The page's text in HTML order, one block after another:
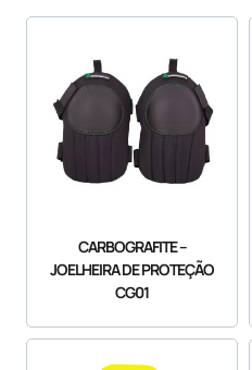
CARBOGRAFITE –
JOELHEIRA DE PROTEÇÃO
CG01